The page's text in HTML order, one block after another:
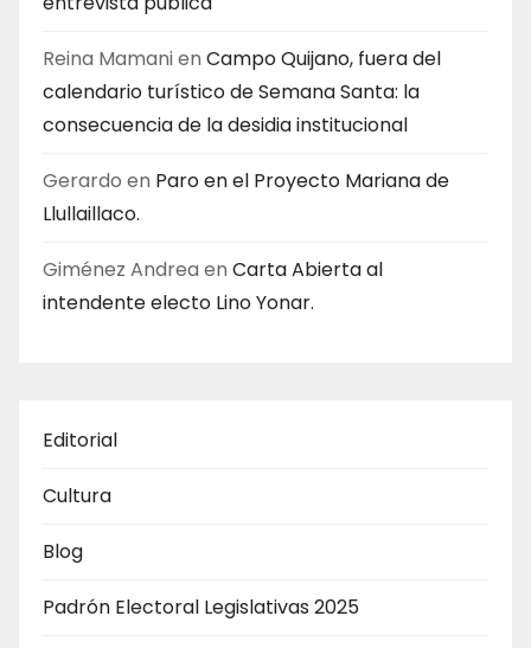
Reina Mamanien Campo Quijano, fuera del
calendario turístico de Semana Santa: la
consecuencia de la desidia institucional
Gerardo en Paro en el Proyecto Mariana de
Llullaillaco.
Giménez Andrea en Carta Abierta al
intendente electo Lino Yonar.
Editorial
Cultura
Blog
Padrón Electoral Legislativas 2025